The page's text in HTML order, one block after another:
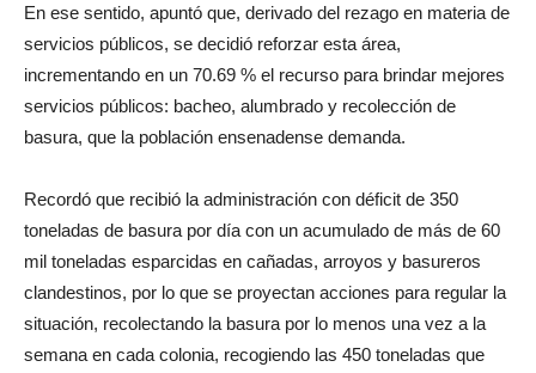
En ese sentido, apuntó que, derivado del rezago en materia de
servicios públicos, se decidió reforzar esta área,
incrementando en un 70.69 % el recurso para brindar mejores
servicios públicos: bacheo, alumbrado y recolección de
basura, que la población ensenadense demanda.
Recordó que recibió la administración con déficit de 350
toneladas de basura por día con un acumulado de más de 60
mil toneladas esparcidas en cañadas, arroyos y basureros
clandestinos, por lo que se proyectan acciones para regular la
situación, recolectando la basura por lo menos una vez a la
semana en cada colonia, recogiendo las 450 toneladas que